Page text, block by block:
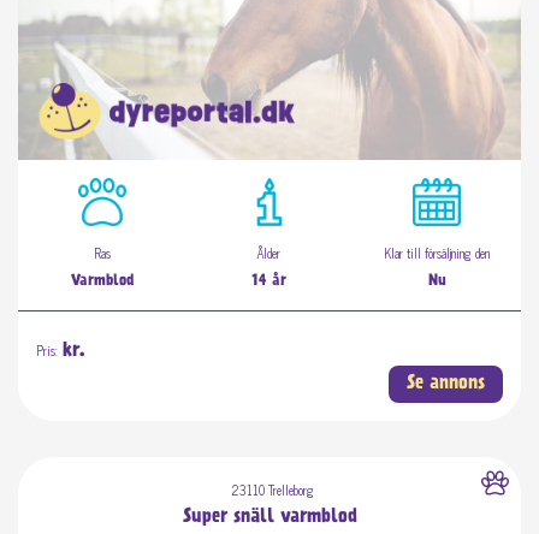
Ras
Varmblod
Ålder
14 år
Klar till försäljning den
Nu
Pris: kr.
Se annons
23110 Trelleborg
Super snäll varmblod